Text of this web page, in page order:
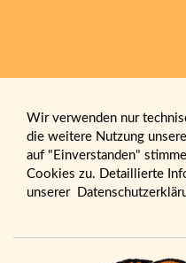
Wir verwenden nur
die weitere Nutzung
auf "Einverstanden"
Cookies zu. Detaillierte
unserer